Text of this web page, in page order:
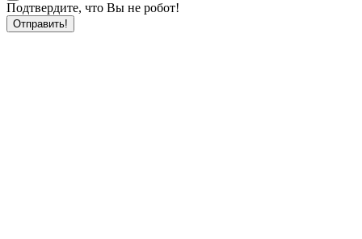
Подтвердите, что Вы не робот!